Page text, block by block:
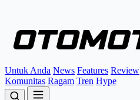
Untuk Anda News Features Review
Komunitas Ragam Tren Hype